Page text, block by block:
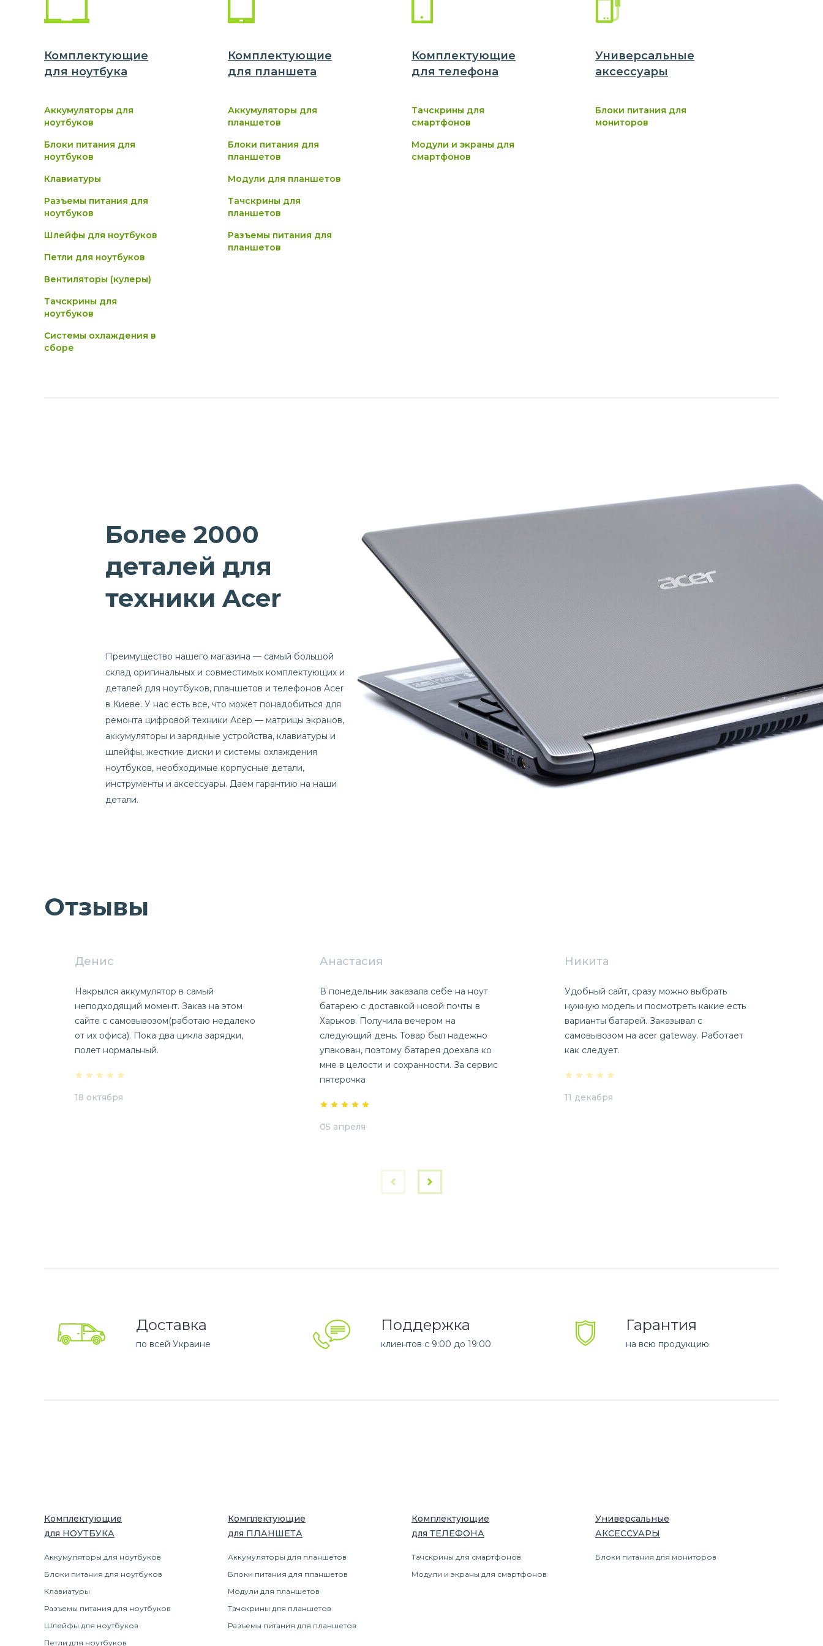
Комплектующие
для ноутбука
Аккумуляторы для
ноутбуков
Блоки питания для
ноутбуков
Клавиатуры
Разъемы питания для
ноутбуков
Шлейфы для ноутбуков
Петли для ноутбуков
Вентиляторы (кулеры)
Тачскрины для
ноутбуков
Системы охлаждения в
сборе
Комплектующие
для планшета
Аккумуляторы для
планшетов
Блоки питания для
планшетов
Модули для планшетов
Тачскрины для
планшетов
Разъемы питания для
планшетов
Комплектующие
для телефона
Тачскрины для
смартфонов
Модули и экраны для
смартфонов
Универсальные
аксессуары
Блоки питания для
мониторов
Более 2000
деталей для
техники Acer
Преимущество нашего магазина — самый большой
склад оригинальных и совместимых комплектующих и
деталей для ноутбуков, планшетов и телефонов Acer
в Киеве. У нас есть все, что может понадобиться для
ремонта цифровой техники Асер — матрицы экранов,
аккумуляторы и зарядные устройства, клавиатуры и
шлейфы, жесткие диски и системы охлаждения
ноутбуков, необходимые корпусные детали,
инструменты и аксессуары. Даем гарантию на наши
детали.
Отзывы
Денис
Накрылся аккумулятор в самый
неподходящий момент. Заказ на этом
сайте с самовывозом(работаю недалеко
от их офиса). Пока два цикла зарядки,
полет нормальный.
18 октября
Анастасия
В понедельник заказала себе на ноут
батарею с доставкой новой почты в
Харьков. Получила вечером на
следующий день. Товар был надежно
упакован, поэтому батарея доехала ко
мне в целости и сохранности. За сервис
пятерочка
05 апреля
Никита
Удобный сайт, сразу можно выбрать
нужную модель и посмотреть какие есть
варианты батарей. Заказывал с
самовывозом на acer gateway. Работает
как следует.
11 декабря
Доставка
по всей Украине
Поддержка
клиентов c 9:00 до 19:00
Гарантия
на всю продукцию
Комплектующие
для НОУТБУКА
Аккумуляторы для ноутбуков
Блоки питания для ноутбуков
Клавиатуры
Разъемы питания для ноутбуков
Шлейфы для ноутбуков
Петли для ноутбуков
Комплектующие
для ПЛАНШЕТА
Аккумуляторы для планшетов
Блоки питания для планшетов
Модули для планшетов
Тачскрины для планшетов
Разъемы питания для планшетов
Комплектующие
для ТЕЛЕФОНА
Тачскрины для смартфонов
Модули и экраны для смартфонов
Универсальные
АКСЕССУАРЫ
Блоки питания для мониторов